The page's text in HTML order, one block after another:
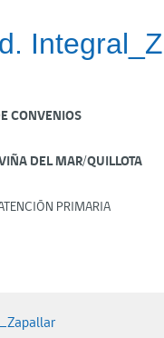
CONVENIOS
DEL MAR/QUILLOTA
PRIMARIA